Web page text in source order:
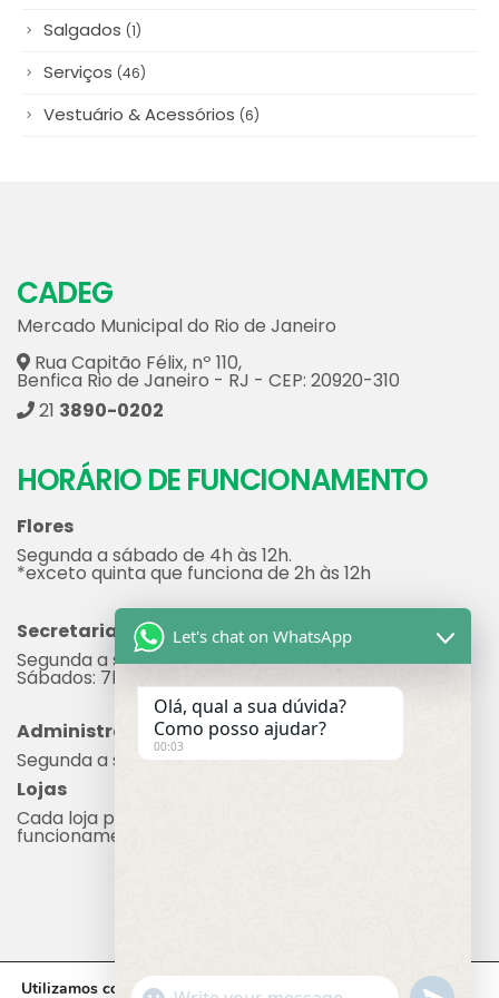
213890-0202
HORÁRIO DE FUNCIONAMENTO
Flores
*exceto quinta que funciona de 2h às 12h
Secretaria
Segunda a sexta: 7h às 17h
Sábados: 7h às 12h
Administração
Segunda a sexta: 8h às 17h
Lojas
Cada loja possui seu próprio horário de
funcionamento.
CADEG © 2023 - Todos os direitos reservados.
Utilizamos cookies em nosso site, que nos ajudam a oferecer
Let's chat on WhatsApp
Olá, qual a sua dúvida?
Como posso ajudar?
00:03